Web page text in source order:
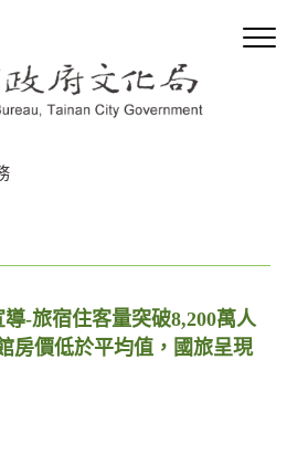
導-旅宿住客量突破8,200萬人
房價低於平均值，國旅呈現